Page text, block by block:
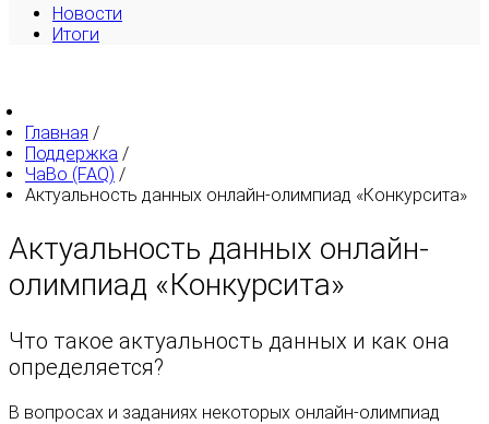
Новости
Итоги
Главная /
Поддержка /
ЧаВо (FAQ) /
Актуальность данных онлайн-олимпиад «Конкурсита»
Актуальность данных онлайн-
олимпиад «Конкурсита»
Что такое актуальность данных и как она
определяется?
В вопросах и заданиях некоторых онлайн-олимпиад